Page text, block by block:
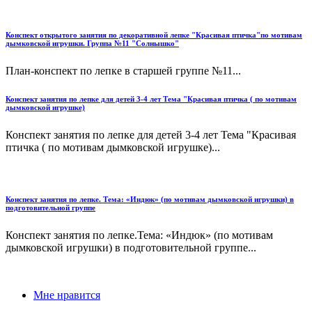
Конспект открытого занятия по декоративной лепке "Красивая птичка"по мотивам
дымковской игрушки. Группа №11 "Солнышко"
План-конспект по лепке в старшей группе №11...
Конспект занятия по лепке для детей 3-4 лет Тема "Красивая птичка ( по мотивам
дымковской игрушке)
Конспект занятия по лепке для детей 3-4 лет Тема "Красивая
птичка ( по мотивам дымковской игрушке)...
Конспект занятия по лепке. Тема: «Индюк» (по мотивам дымковской игрушки) в
подготовительной группе
Конспект занятия по лепке.Тема: «Индюк» (по мотивам
дымковской игрушки) в подготовительной группе...
Мне нравится